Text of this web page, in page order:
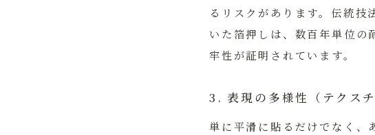
るリスクがあります。伝統技
いた箔押しは、数百年単位の
牢性が証明されています。
3. 表現の多様性（テクスチ
単に平滑に貼るだけでなく、